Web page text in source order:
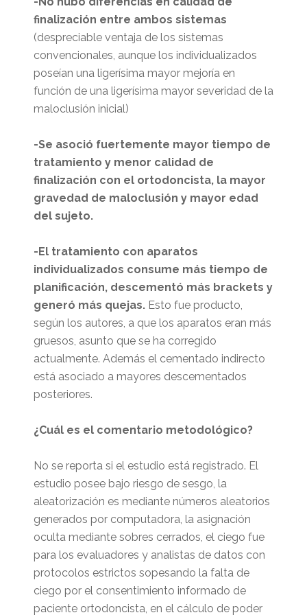
finalización entre ambos sistemas
(despreciable ventaja de los sistemas
convencionales, aunque los individualizados
poseían una ligerísima mayor mejoría en
función de una ligerísima mayor severidad de la
maloclusión inicial)
-Se asoció fuertemente mayor tiempo de
tratamiento y menor calidad de
finalización con el ortodoncista, la mayor
gravedad de maloclusión y mayor edad
del sujeto.
-El tratamiento con aparatos
individualizados consume más tiempo de
planificación, descementó más brackets y
generó más quejas.Esto fue producto,
según los autores, a que los aparatos eran más
gruesos, asunto que se ha corregido
actualmente. Además el cementado indirecto
está asociado a mayores descementados
posteriores.
¿Cuál es el comentario metodológico?
No se reporta si el estudio está registrado. El
estudio posee bajo riesgo de sesgo, la
aleatorización es mediante números aleatorios
generados por computadora, la asignación
oculta mediante sobres cerrados, el ciego fue
para los evaluadores y analistas de datos con
protocolos estrictos sopesando la falta de
ciego por el consentimiento informado de
paciente ortodoncista, en el cálculo de poder